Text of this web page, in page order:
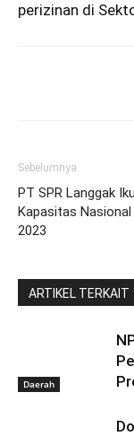
perizinan di
Sebelumnya
PT SPR Langgak
Kapasitas Nasional
2023
ARTIKEL TERKAIT
Daerah